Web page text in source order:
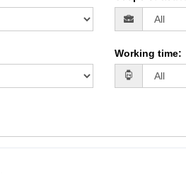
Working time: